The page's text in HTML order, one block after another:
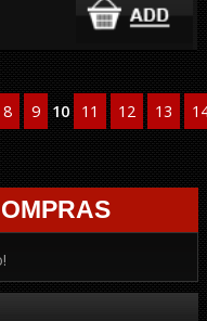
8 9 10 11 12 13